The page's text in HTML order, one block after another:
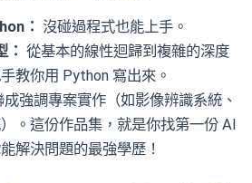
： 沒碰過程式也能上手。
： 從基本的線性迴歸到複雜的深度
教你用 Python 寫出來。
成強調專案實作（如影像辨識系統、
。這份作品集，就是你找第一份 AI
解決問題的最強學歷！